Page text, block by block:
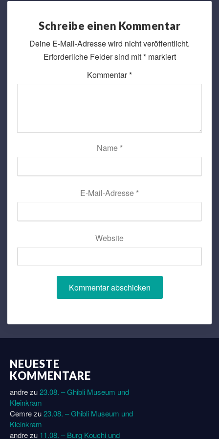
Schreibe einen Kommentar
Deine E-Mail-Adresse wird nicht veröffentlicht.
Erforderliche Felder sind mit*markiert
Kommentar*
Name *
E-Mail-Adresse *
Website
NEUESTE
KOMMENTARE
andrezu23.08. – Ghibli Museum und
Kleinkram
Cemrezu23.08. – Ghibli Museum und
Kleinkram
andrezu 11.08. – Burg Kouchi und